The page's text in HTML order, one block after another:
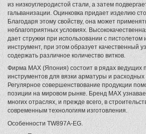
из низкоуглеродистой стали, а затем
гальванизации. Оцинковка придает изделию
Благодаря этому свойству, она может
неблагоприятных условиях.
дает стружки при использовании с пистолетом
инструмент, при этом образует качественный
содержать различное количество витков.
Фирма MAX (Япония) состоит в рядах ведущих
инструментов для вязки арматуры и
Регулярное совершенствование продукции
позиции на мировом рынке. Бренд MAX
многих отраслях, и прежде всего, в
современным технологиям изготовления.
Особенности TW897A-EG.